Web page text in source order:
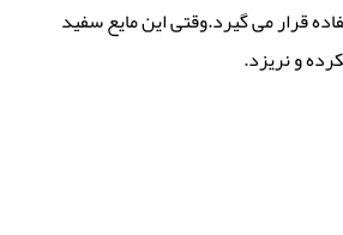
قرار می گیرد.وقتی این مایع سفید
و نریزد.